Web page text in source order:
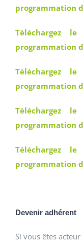
programmation
Téléchargez
programmation
Téléchargez
programmation
Téléchargez
programmation
Téléchargez
programmation
Devenir adhérent
Si vous êtes